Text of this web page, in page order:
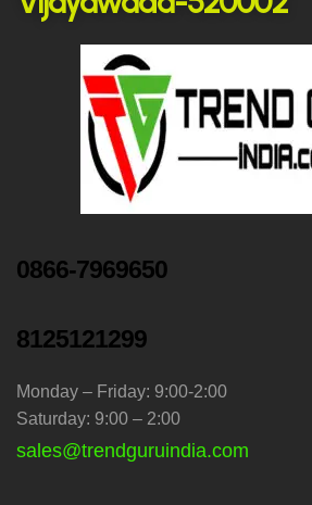
0866-7969650
8125121299
Monday – Friday: 9:00-2:00
Saturday: 9:00 – 2:00
sales@trendguruindia.com